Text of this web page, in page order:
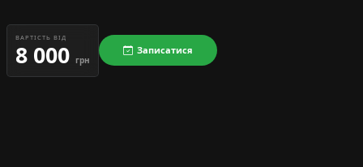
ВАРТІСТЬ ВІД
8 000 грн
Записатися